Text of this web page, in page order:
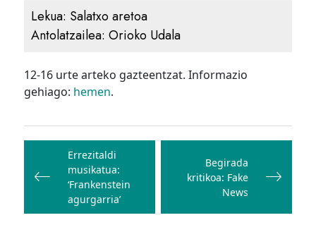
Lekua: Salatxo aretoa
Antolatzailea:Orioko Udala
12-16 urte arteko gazteentzat. Informazio
gehiago: hemen.
Bidalketetan
zehar
nabigatu
Errezitaldi
musikatua:
‘Frankenstein
agurgarria’
Begirada
kritikoa: Fake
News